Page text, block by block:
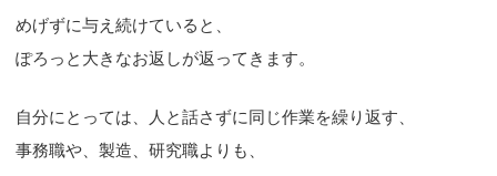
めげずに与え続けていると、
ぽろっと大きなお返しが返ってきます。
自分にとっては、人と話さずに同じ作業を繰り返す、
事務職や、製造、研究職よりも、